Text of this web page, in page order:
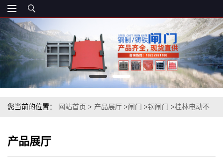
您当前的位置： 网站首页 > 产品展厅 >闸门 >钢闸门 >桂林电动不
产品展厅